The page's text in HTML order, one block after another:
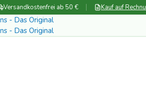
Versandkostenfrei ab 50 € Kauf auf